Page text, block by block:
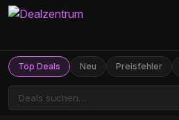
Top Deals Neu Preisfehler